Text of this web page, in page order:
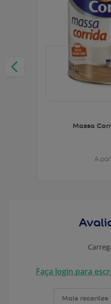
Massa
A
Faça login para
Mais recentes